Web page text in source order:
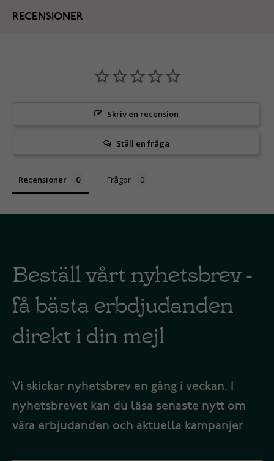
RECENSIONER
Skriv en recension
Ställ en fråga
Recensioner Frågor
Beställ vårt nyhetsbrev -
få bästa erbdjudanden
direkt i din mejl
Vi skickar nyhetsbrev en gång i veckan. I
nyhetsbrevet kan du läsa senaste nytt om
våra erbjudanden och aktuella kampanjer